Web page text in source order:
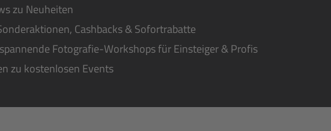
zu Neuheiten
Cashbacks & Sofortrabatte
Fotografie-Workshops für Einsteiger & Profis
zu kostenlosen Events